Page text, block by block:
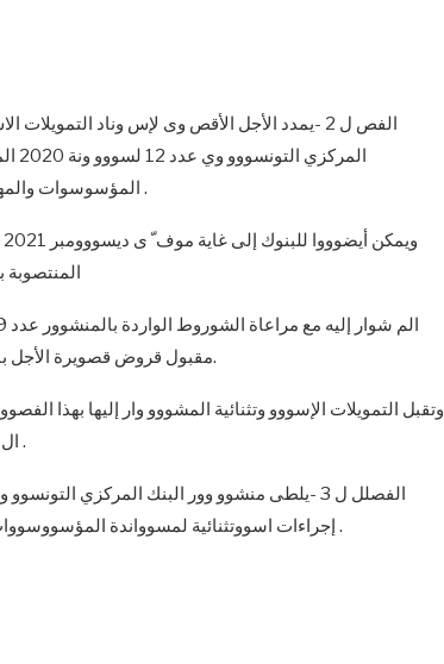
الفص ل 2 -يمدد الأجل الأقص وى لإس وناد
المؤسوسوات والمهنيين في مواجهة تداعيات وباء الكورونا، إلى مو ف ى ديسمبر 2021 .
المنتصوبة
مقبول قروض قصويرة الأجل بالدينار لفائدة المؤسوسوات غير المقيمة المنتصوبة بالبلاد التونسية.
وتقبل التمويلات الإسووو وتثنائية المشووو وار إليها بهذا
ال ف ص ل 2 من منشور البنك المركزي التونسي عدد 12 لسنة 2020 .
إجراءات اسووتثنائية لمسوواندة المؤسووسووات والمهنيين الناشووطين في قطاعي السياحة والصناعات التقليدية .